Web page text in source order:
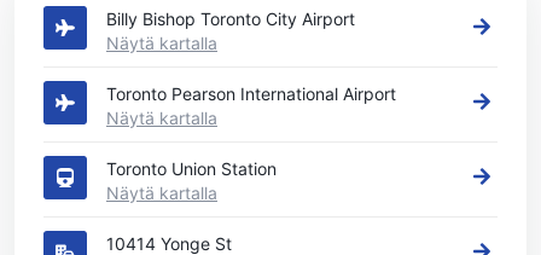
Billy Bishop Toronto City Airport
Näytä kartalla
Toronto Pearson International Airport
Näytä kartalla
Toronto Union Station
Näytä kartalla
10414 Yonge St